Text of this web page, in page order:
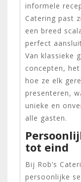
informele
Catering past
een breed
perfect
Van klassieke
concepten,
hoe ze elk
presenteren,
unieke en
alle gasten.
tot eind
Bij Rob’s
persoonlijke